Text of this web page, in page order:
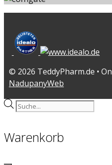
© 2026 TeddyPharm.de •
NadupanyWeb
Products
Warenkorb